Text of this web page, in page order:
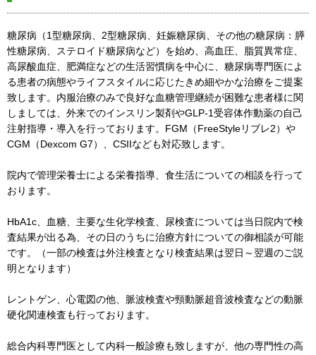
糖尿病（1型糖尿病、2型糖尿病、妊娠糖尿病、その他の糖尿病：膵
性糖尿病、ステロイド糖尿病など）を始め、高血圧、脂質異常症、
高尿酸血症、肥満症などの生活習慣病を中心に、糖尿病専門医によ
る患者の病態やライフスタイルに応じたきめ細やかな治療をご提案
致します。内服治療のみで良好な血糖管理継続が困難な患者様に関
しましては、外来でのインスリン製剤やGLP-1受容体作動薬の自己
注射指導・導入を行っております。FGM（FreeStyleリブレ2）や
CGM（Dexcom G7）、CSIIなども対応致します。
院内で管理栄養士による栄養指導、食生活についての相談を行って
おります。
HbA1c、血糖、主要な生化学検査、尿検査については当日院内で検
査結果が出る為、その日のうちに治療方針についての御相談が可能
です。（一部の検査は外注検査となり検査結果は翌日～翌週のご説
明となります）
レントゲン、心電図の他、脈波検査や頸動脈超音波検査などの動脈
硬化関連検査も行っております。
総合内科専門医として内科一般診療も致しますが、他の専門性の高